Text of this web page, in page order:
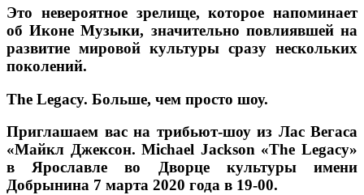
Это невероятное зрелище, которое напоминает
об Иконе Музыки, значительно повлиявшей на
развитие мировой культуры сразу нескольких
поколений.
The Legacy. Больше, чем просто шоу.
Приглашаем вас на трибьют-шоу из Лас Вегаса
«Майкл Джексон. Michael Jackson «The Legacy»
в Ярославле во Дворце культуры имени
Добрынина 7 марта 2020 года в 19-00.